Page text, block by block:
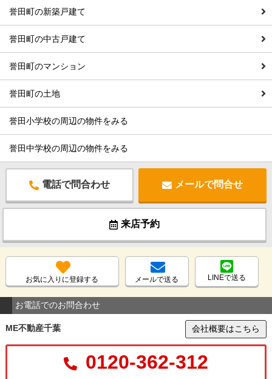
誉田町の新築戸建て
誉田町の中古戸建て
誉田町のマンション
誉田町の土地
誉田小学校の周辺の物件をみる
誉田中学校の周辺の物件をみる
電話で問合わせ メールで問合せ
来店予約
お気に入りに登録する メールで送る LINEで送る
お電話でのお問合わせ
ME不動産千葉 会社概要はこちら
0120-362-312